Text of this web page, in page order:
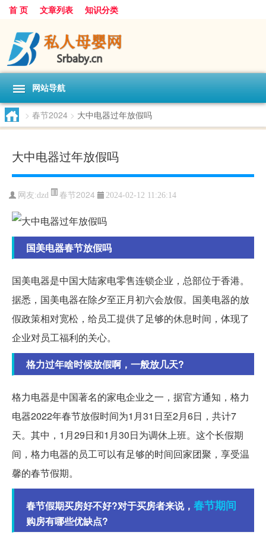
首 页 文章列表 知识分类
网站导航
> 春节2024 > 大中电器过年放假吗
大中电器过年放假吗
网友:dzd 春节2024 2024-02-12 11:26:14
国美电器春节放假吗
国美电器是中国大陆家电零售连锁企业，总部位于香港。
据悉，国美电器在除夕至正月初六会放假。国美电器的放
假政策相对宽松，给员工提供了足够的休息时间，体现了
企业对员工福利的关心。
格力过年啥时候放假啊，一般放几天?
格力电器是中国著名的家电企业之一，据官方通知，格力
电器2022年春节放假时间为1月31日至2月6日，共计7
天。其中，1月29日和1月30日为调休上班。这个长假期
间，格力电器的员工可以有足够的时间回家团聚，享受温
馨的春节假期。
春节假期买房好不好?对于买房者来说， 春节期间
购房有哪些优缺点?